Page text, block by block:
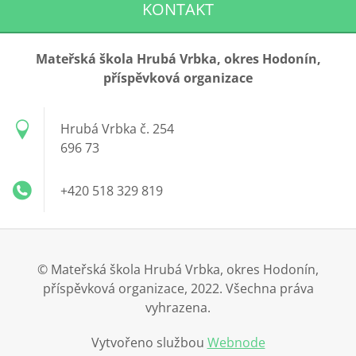
KONTAKT
Mateřská škola Hrubá Vrbka, okres Hodonín,
příspěvková organizace
Hrubá Vrbka č. 254
696 73
+420 518 329 819
© Mateřská škola Hrubá Vrbka, okres Hodonín,
příspěvková organizace, 2022. Všechna práva
vyhrazena.
Vytvořeno službou Webnode